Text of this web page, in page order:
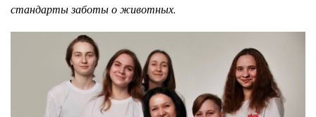
стандарты заботы о животных.